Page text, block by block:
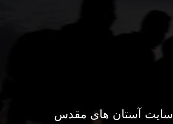
سایت آستان های مقدس